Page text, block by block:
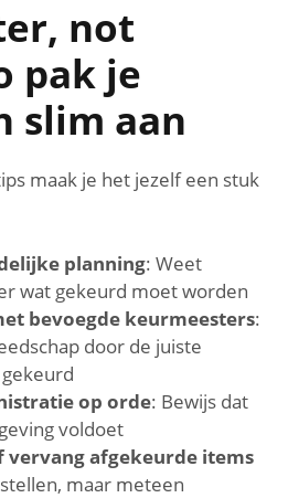
not
pak je
slim aan
maak je het jezelf een stuk
planning: Weet
wat gekeurd moet worden
bevoegde keurmeesters:
door de juiste
op orde: Bewijs dat
voldoet
vervang afgekeurde items
maar meteen